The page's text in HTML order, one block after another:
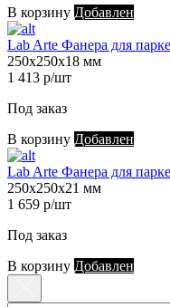
В корзину Добавлен
Lab Arte Фанера для
250х250х18 мм
1 413 р/шт
Под заказ
В корзину Добавлен
Lab Arte Фанера для
250х250х21 мм
1 659 р/шт
Под заказ
В корзину Добавлен